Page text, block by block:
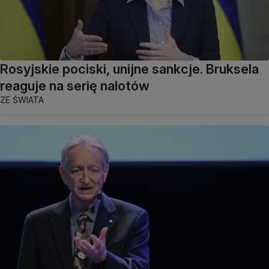
Rosyjskie pociski, unijne sankcje. Bruksela
reaguje na serię nalotów
ZE ŚWIATA